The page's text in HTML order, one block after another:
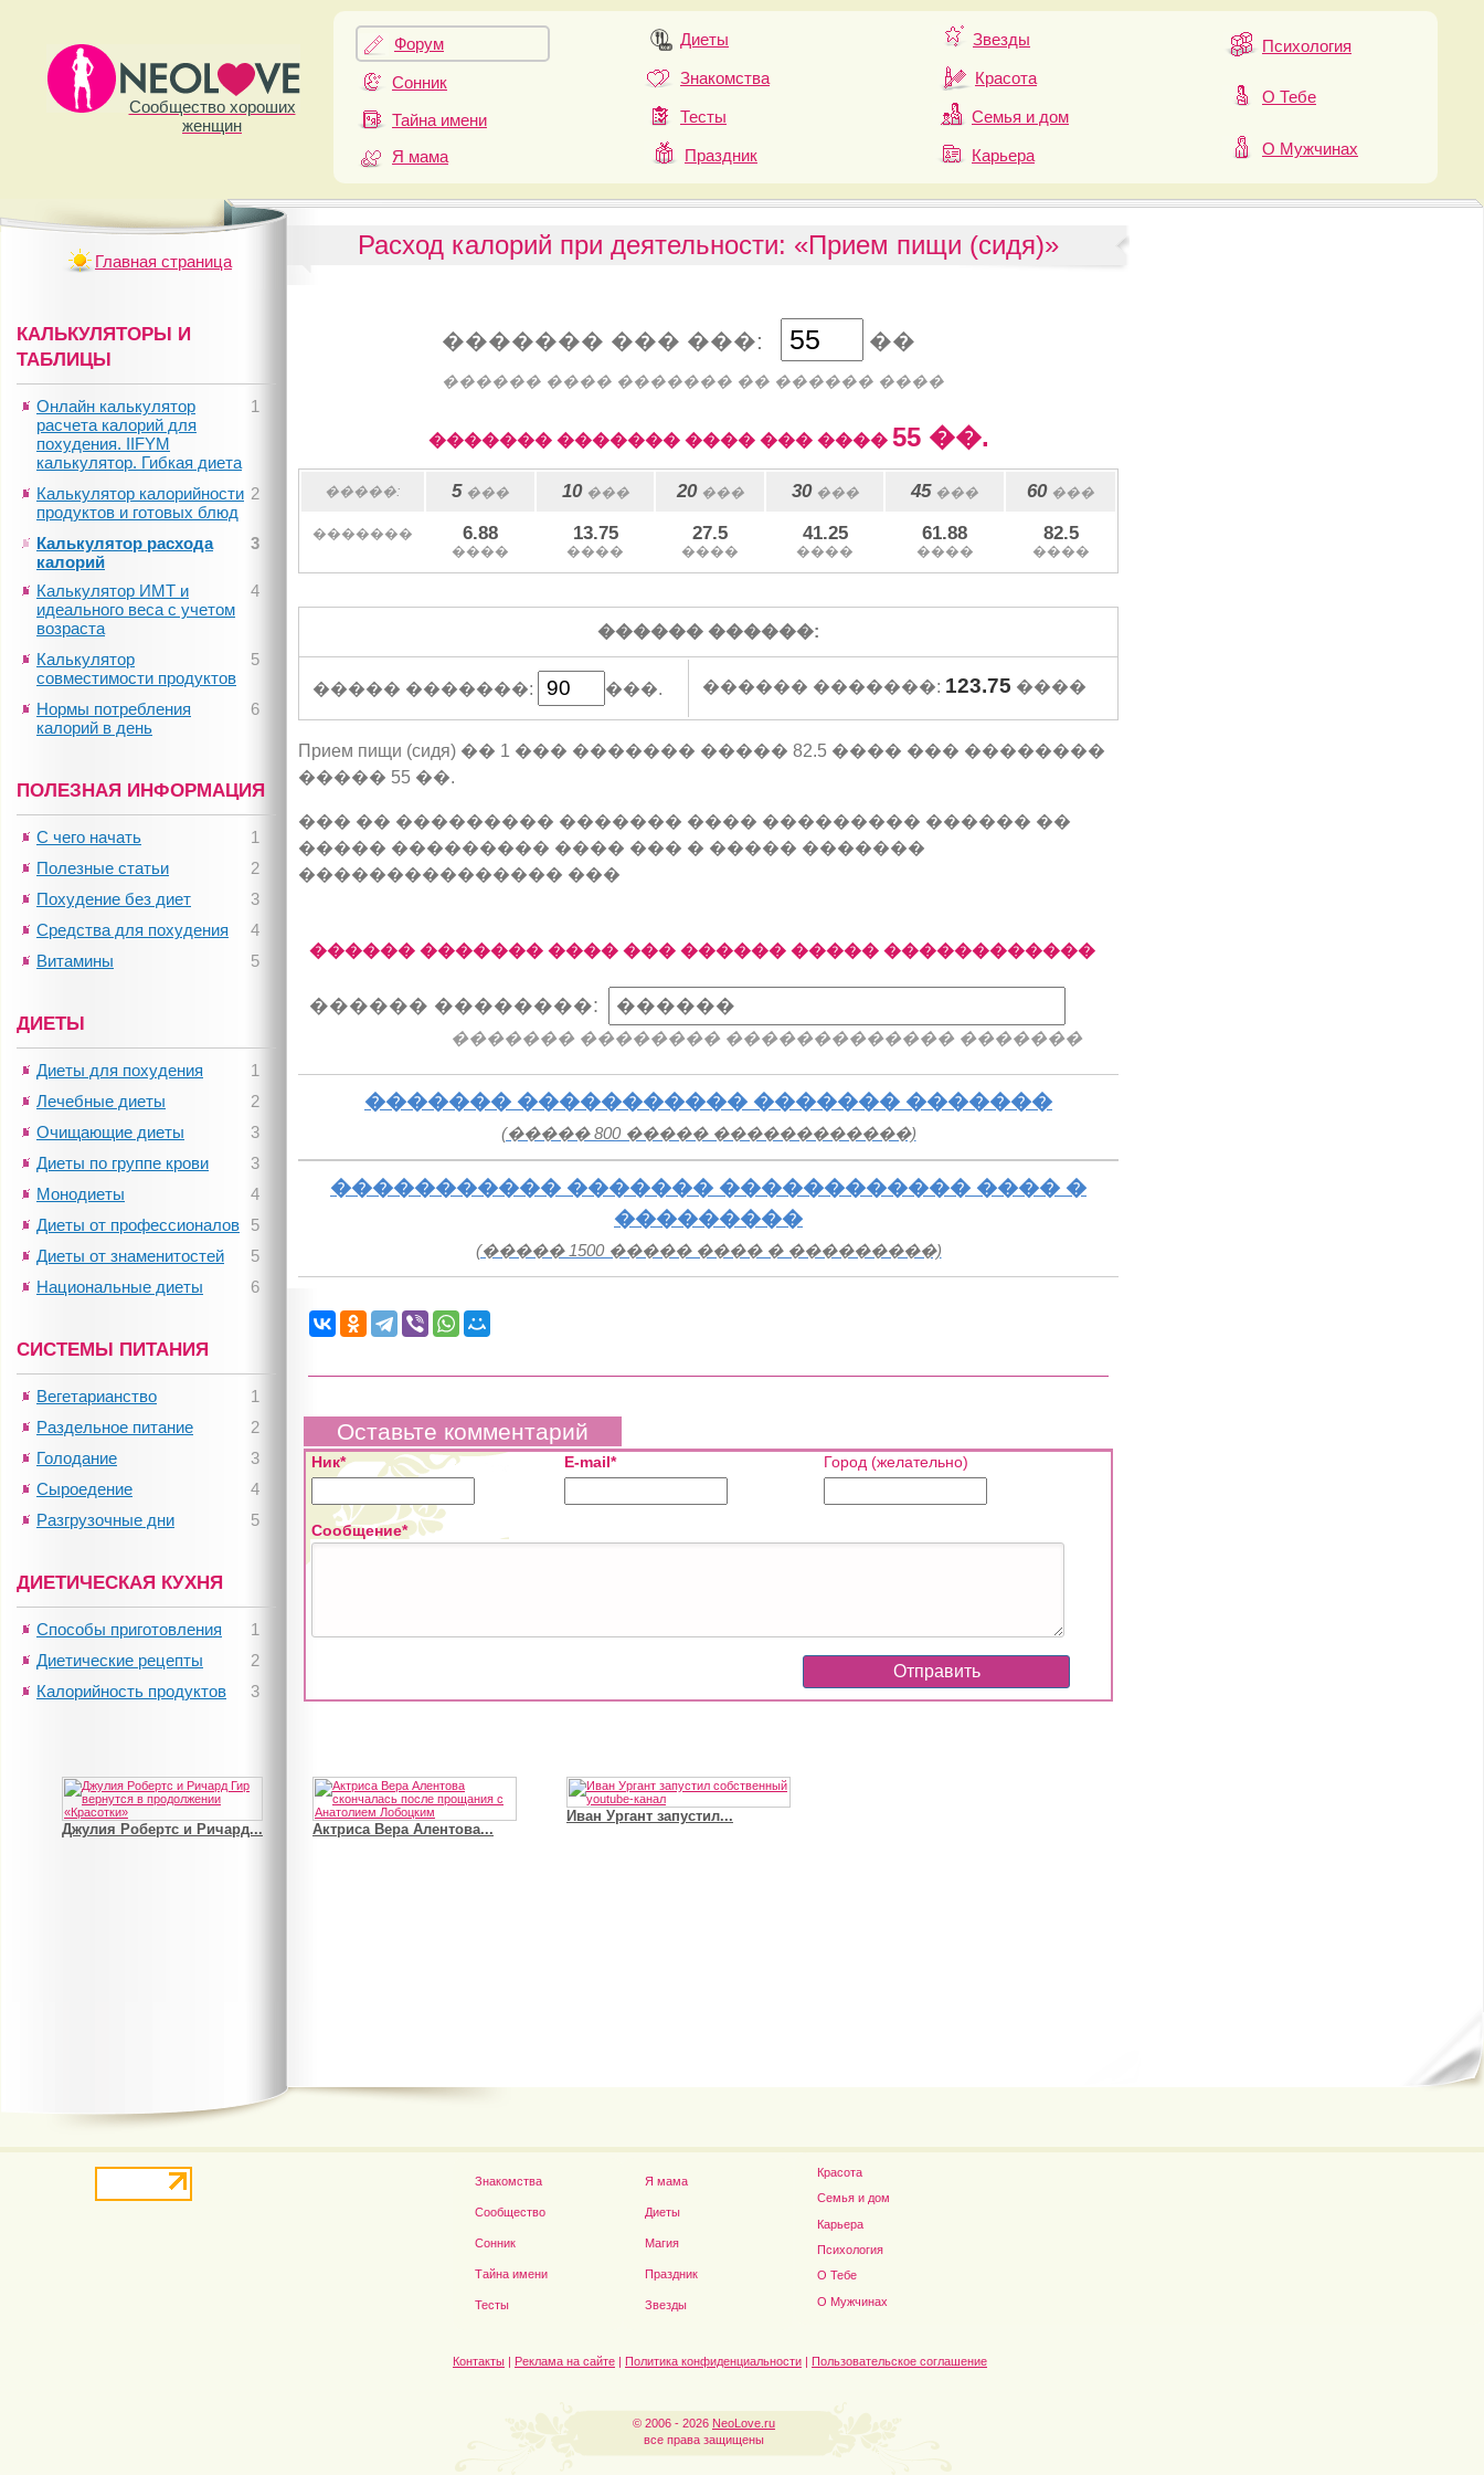
Сообщество хороших
женщин
Форум
Сонник
Тайна имени
Я мама
Диеты
Знакомства
Тесты
Праздник
Звезды
Красота
Семья и дом
Карьера
Психология
О Тебе
О Мужчинах
Расход калорий при деятельности: «Прием пищи (сидя)»
������� ��� ���: ��
������ ���� ������� �� ������ ����
������� ������� ���� ��� ���� 55��.
�����: 5 ��� 10��� 20��� 30��� 45 ��� 60���
������� 6.88
����
13.75
����
27.5
����
41.25
����
61.88
����
82.5
����
������ ������:
����� �������: ���. ������ �������: 123.75 ����
Прием пищи (сидя) �� 1 ��� ������� ����� 82.5 ���� ��� ��������
����� 55 ��.
��� �� ��������� ������� ���� ��������� ������ ��
����� ��������� ���� ��� � ����� �������
��������������� ���
������ ������� ���� ��� ������ ����� ������������
������ ��������:
������� �������� ������������� �������
������� ����������� ������� �������
(����� 800 ����� ������������)
����������� ������� ������������ ���� �
���������
(����� 1500 ����� ���� � ���������)
Оставьте комментарий
Ник* E-mail* Город (желательно)
Сообщение*
Главная страница
КАЛЬКУЛЯТОРЫ И
ТАБЛИЦЫ
1
Онлайн калькулятор
расчета калорий для
похудения. IIFYM
калькулятор. Гибкая диета
2
Калькулятор калорийности
продуктов и готовых блюд
3
Калькулятор расхода
калорий
4
Калькулятор ИМТ и
идеального веса с учетом
возраста
5
Калькулятор
совместимости продуктов
6
Нормы потребления
калорий в день
ПОЛЕЗНАЯ ИНФОРМАЦИЯ
1
С чего начать
2
Полезные статьи
3
Похудение без диет
4
Средства для похудения
5
Витамины
ДИЕТЫ
1
Диеты для похудения
2
Лечебные диеты
3
Очищающие диеты
3
Диеты по группе крови
4
Монодиеты
5
Диеты от профессионалов
5
Диеты от знаменитостей
6
Национальные диеты
СИСТЕМЫ ПИТАНИЯ
1
Вегетарианство
2
Раздельное питание
3
Голодание
4
Сыроедение
5
Разгрузочные дни
ДИЕТИЧЕСКАЯ КУХНЯ
1
Способы приготовления
2
Диетические рецепты
3
Калорийность продуктов
Джулия Робертс и Ричард... Актриса Вера Алентова...
Иван Ургант запустил...
Дэниел Рэдклифф...
Знакомства
Сообщество
Сонник
Тайна имени
Тесты
Я мама
Диеты
Магия
Праздник
Звезды
Красота
Семья и дом
Карьера
Психология
О Тебе
О Мужчинах
Контакты | Реклама на сайте | Политика конфиденциальности | Пользовательское соглашение
© 2006 - 2026 NeoLove.ru
все права защищены